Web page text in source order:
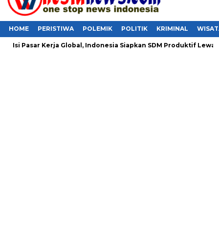
HOME PERISTIWA POLEMIK POLITIK KRIMINAL
Kerja Global, Indonesia Siapkan SDM Produktif Lewat